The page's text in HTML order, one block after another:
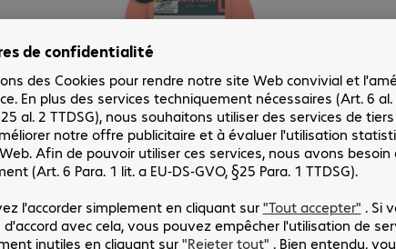
Acrobat Sign.
Assurez la continuité de votre travail grâce aux signatures
électroniques.
En savoir plus